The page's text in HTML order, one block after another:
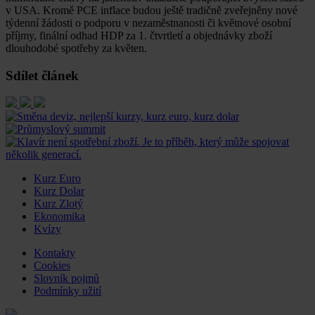
v USA. Kromě PCE inflace budou ještě tradičně zveřejněny nové
týdenní žádosti o podporu v nezaměstnanosti či květnové osobní
příjmy, finální odhad HDP za 1. čtvrtletí a objednávky zboží
dlouhodobé spotřeby za květen.
Sdílet článek
Kurz Euro
Kurz Dolar
Kurz Zlotý
Ekonomika
Kvízy
Kontakty
Cookies
Slovník pojmů
Podmínky užití